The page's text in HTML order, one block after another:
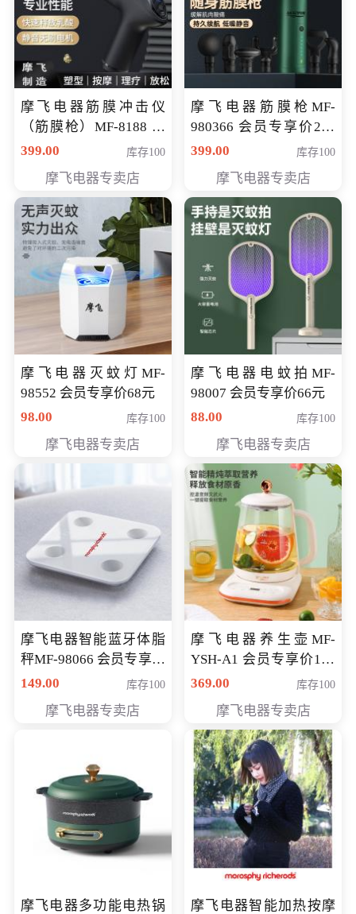
摩飞电器筋膜冲击仪
（筋膜枪）MF-8188 会
员专享价268元
399.00 库存100
摩飞电器专卖店
摩飞电器筋膜枪MF-
980366 会员专享价299
元
399.00 库存100
摩飞电器专卖店
摩飞电器灭蚊灯MF-
98552 会员专享价68元
98.00
库存100
摩飞电器专卖店
摩飞电器电蚊拍MF-
98007 会员专享价66元
88.00
库存100
摩飞电器专卖店
摩飞电器智能蓝牙体脂
秤MF-98066 会员专享价
98元
149.00 库存100
摩飞电器专卖店
摩飞电器养生壶MF-
YSH-A1 会员专享价198
元
369.00 库存100
摩飞电器专卖店
摩飞电器多功能电热锅
摩飞电器智能加热按摩